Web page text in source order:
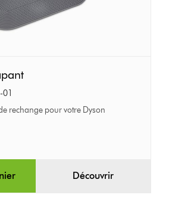
01
rechange pour votre Dyson
Découvrir